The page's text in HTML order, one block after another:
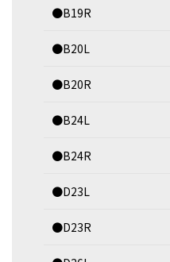
●B19R
●B20L
●B20R
●B24L
●B24R
●D23L
●D23R